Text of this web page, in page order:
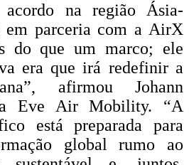
acordo na região Ásia-
parceria com a AirX
do que um marco; ele
era que irá redefinir a
afirmou Johann
Eve Air Mobility. “A
está preparada para
global rumo ao